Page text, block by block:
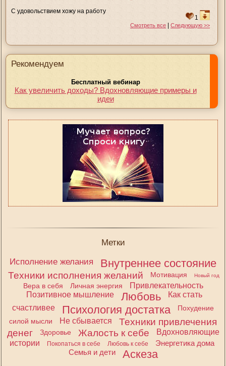
С удовольствием хожу на работу
1
Смотреть все | Следующую >>
Рекомендуем
Бесплатный вебинар
Как увеличить доходы? Вдохновляющие примеры и
идеи
Метки
Исполнение желания
Внутреннее состояние
Техники исполнения желаний Мотивация Новый год
Вера в себя Личная энергия
Привлекательность
Позитивное мышление
Любовь
Как стать
счастливее
Психология достатка
Похудение
силой мысли
Не сбывается
Техники привлечения
денег
Здоровье Жалость к себе
Вдохновляющие
истории
Покопаться в себе Любовь к себе
Энергетика дома
Семья и дети
Аскеза